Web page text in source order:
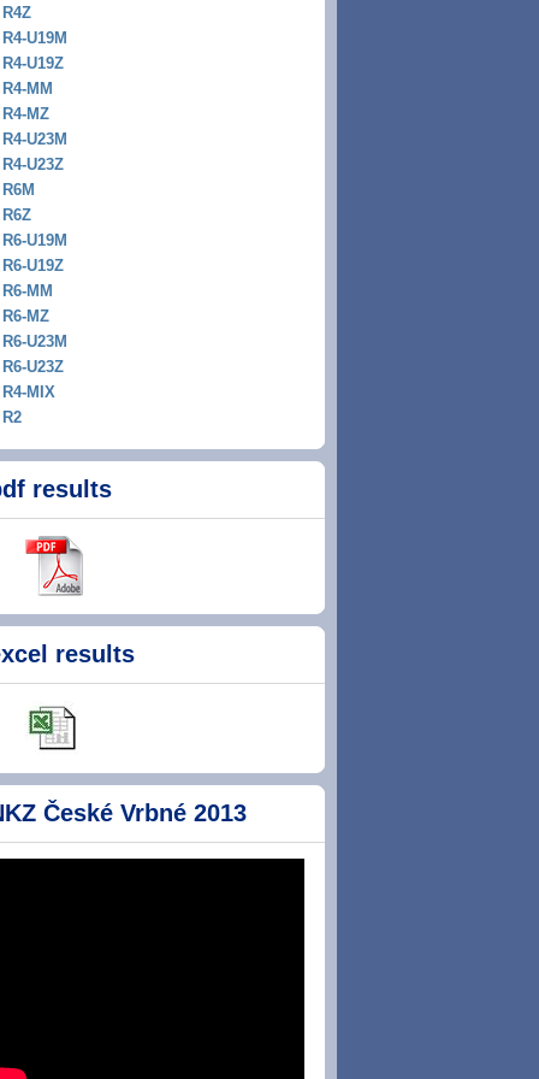
R4Z
R4-U19M
R4-U19Z
R4-MM
R4-MZ
R4-U23M
R4-U23Z
R6M
R6Z
R6-U19M
R6-U19Z
R6-MM
R6-MZ
R6-U23M
R6-U23Z
R4-MIX
R2
results
results
České Vrbné 2013